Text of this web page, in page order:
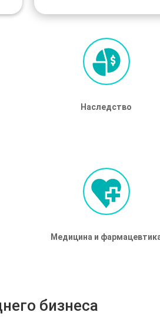
Наследство
Наследство
Медицина и
Медицина и
бизнеса